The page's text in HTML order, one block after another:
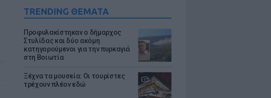
TRENDING ΘΕΜΑΤΑ
Προφυλακίστηκαν ο δήμαρχος
Στυλίδας και δύο ακόμη
κατηγορούμενοι για την πυρκαγιά
στη Βοιωτία
Ξέχνα τα μουσεία: Οι τουρίστες
τρέχουν πλέον εδώ